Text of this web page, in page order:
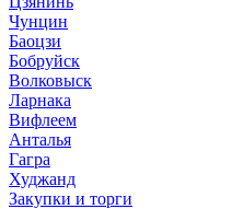
Чунцин
Баоцзи
Бобруйск
Волковыск
Ларнака
Вифлеем
Анталья
Гагра
Худжанд
Закупки и торги